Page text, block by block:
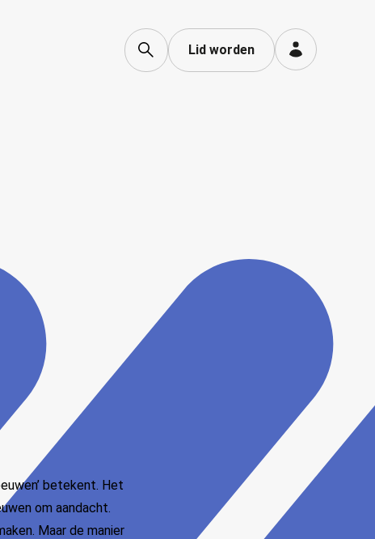
Lid worden
betekent. Het
om aandacht.
Maar de manier